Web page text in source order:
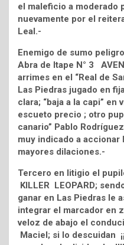
el maleficio a moderado
nuevamente por el
Leal.-
Enemigo de sumo
Abra de Itape N° 3
arrimes en el “Real de
Las Piedras jugado en
clara; “baja a la capi” en
escueto precio ; otro
canario” Pablo
muy indicado a accionar
mayores dilaciones.-
Tercero en litigio el
KILLER LEOPARD;
ganar en Las Piedras le
integrar el marcador en
veloz de abajo el
Maciel; si lo descuidan